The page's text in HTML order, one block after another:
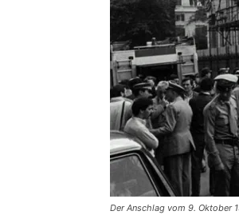
Der Anschlag vom 9. Oktober